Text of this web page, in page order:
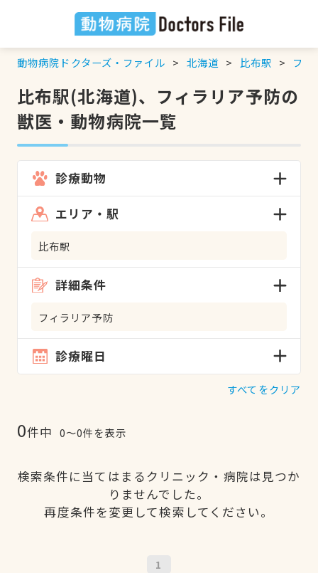
動物病院ドクターズ・ファイル 北海道 比布駅 フィ
比布駅(北海道)、フィラリア予防の
獣医・動物病院一覧
診療動物
エリア・駅
比布駅
詳細条件
フィラリア予防
診療曜日
すべてをクリア
0件中 0〜0件を表示
検索条件に当てはまるクリニック・病院は見つか
りませんでした。
再度条件を変更して検索してください。
1